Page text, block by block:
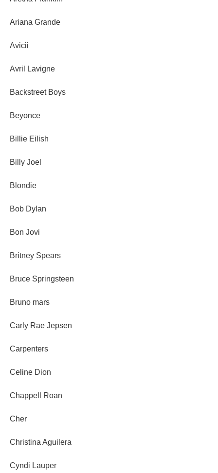
Ariana Grande
Avicii
Avril Lavigne
Backstreet Boys
Beyonce
Billie Eilish
Billy Joel
Blondie
Bob Dylan
Bon Jovi
Britney Spears
Bruce Springsteen
Bruno mars
Carly Rae Jepsen
Carpenters
Celine Dion
Chappell Roan
Cher
Christina Aguilera
Cyndi Lauper